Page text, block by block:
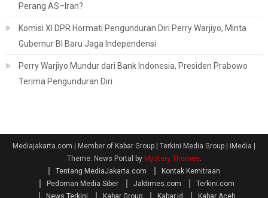
Perang AS–Iran?
Komisi XI DPR Hormati Pengunduran Diri Perry Warjiyo, Minta
Gubernur BI Baru Jaga Independensi
Perry Warjiyo Mundur dari Bank Indonesia, Presiden Prabowo
Terima Pengunduran Diri
Mediajakarta.com | Member of Kabar Group | Terkini Media Group | iMedia |
Theme: News Portal by Mystery Themes
Tentang MediaJakarta.com
Kontak Kemitraan
Pedoman Media Siber
Jaktimes.com
Terkini.com
News Terkini
Kabar Group Kabar.id Kabar Aceh